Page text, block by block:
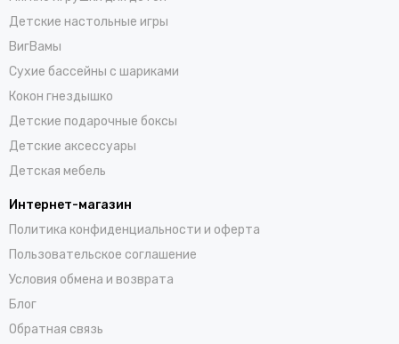
Детские настольные игры
ВигВамы
Cухие бассейны c шариками
Кокон гнездышко
Детские подарочные боксы
Детские аксессуары
Детская мебель
Интернет-магазин
Политика конфиденциальности и оферта
Пользовательское соглашение
Условия обмена и возврата
Блог
Обратная связь